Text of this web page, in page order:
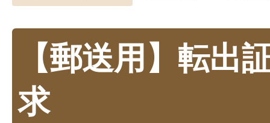
【郵送用】転出
求